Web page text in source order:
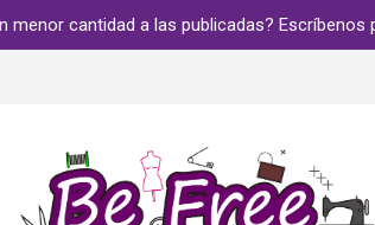
menor cantidad a las publicadas? Escríbenos